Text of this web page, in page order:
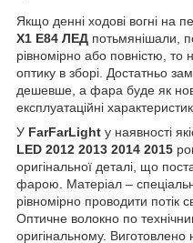
Якщо денні ходові вогні на
Х1 Е84 ЛЕД потьмянішали,
рівномірно або повністю, то
оптику в зборі. Достатньо
дешевше, а фара буде як
експлуатаційні
У FarFarLight у наявності
LED 2012 2013 2014 2015
оригінальної деталі, що
фарою. Матеріал –
рівномірно проводити потік
Оптичне волокно по
оригінальному.